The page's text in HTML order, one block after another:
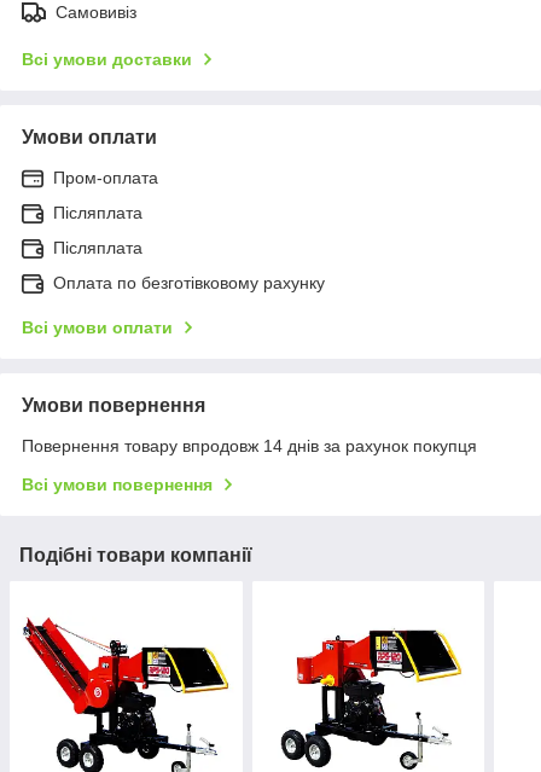
Самовивіз
Всі умови доставки
Умови оплати
Пром-оплата
Післяплата
Післяплата
Оплата по безготівковому рахунку
Всі умови оплати
Умови повернення
Повернення товару впродовж 14 днів за рахунок покупця
Всі умови повернення
Подібні товари компанії